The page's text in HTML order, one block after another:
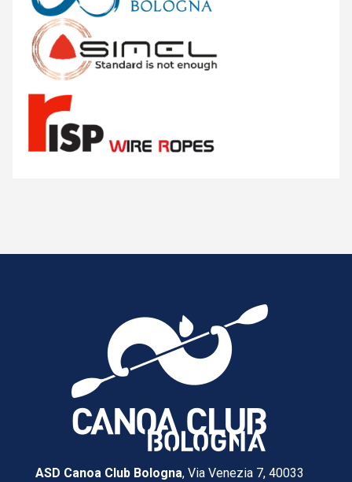
ASD Canoa Club Bologna, Via Venezia 7, 40033